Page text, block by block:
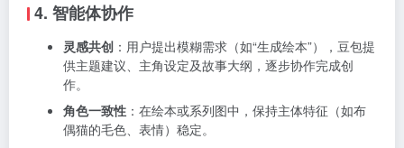
4. 智能体协作
灵感共创 ：用户提出模糊需求（如“生成绘本”），豆包提
供主题建议、主角设定及故事大纲，逐步协作完成创
作。
角色一致性 ：在绘本或系列图中，保持主体特征（如布
偶猫的毛色、表情）稳定。